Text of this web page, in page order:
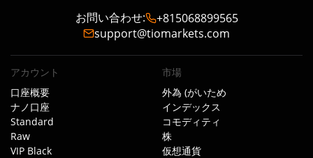
お問い合わせ:
+815068899565
support@tiomarkets.com
アカウント
口座概要
ナノ口座
Standard
Raw
VIP Black
市場
外為 (がいため
インデックス
コモディティ
株
仮想通貨